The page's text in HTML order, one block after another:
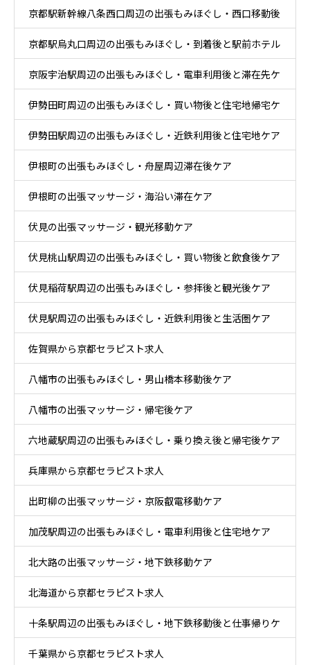
テル休息ケア
京都駅新幹線八条西口周辺の出張もみほぐし・西口移動後
とホテル休息ケア
京都駅烏丸口周辺の出張もみほぐし・到着後と駅前ホテル
ケア
京阪宇治駅周辺の出張もみほぐし・電車利用後と滞在先ケ
ア
伊勢田町周辺の出張もみほぐし・買い物後と住宅地帰宅ケ
ア
伊勢田駅周辺の出張もみほぐし・近鉄利用後と住宅地ケア
伊根町の出張もみほぐし・舟屋周辺滞在後ケア
伊根町の出張マッサージ・海沿い滞在ケア
伏見の出張マッサージ・観光移動ケア
伏見桃山駅周辺の出張もみほぐし・買い物後と飲食後ケア
伏見稲荷駅周辺の出張もみほぐし・参拝後と観光後ケア
伏見駅周辺の出張もみほぐし・近鉄利用後と生活圏ケア
佐賀県から京都セラピスト求人
八幡市の出張もみほぐし・男山橋本移動後ケア
八幡市の出張マッサージ・帰宅後ケア
六地蔵駅周辺の出張もみほぐし・乗り換え後と帰宅後ケア
兵庫県から京都セラピスト求人
出町柳の出張マッサージ・京阪叡電移動ケア
加茂駅周辺の出張もみほぐし・電車利用後と住宅地ケア
北大路の出張マッサージ・地下鉄移動ケア
北海道から京都セラピスト求人
十条駅周辺の出張もみほぐし・地下鉄移動後と仕事帰りケ
ア
千葉県から京都セラピスト求人